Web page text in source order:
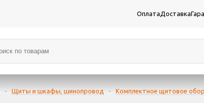
ОплатаДоставка
- Щиты и шкафы, шинопровод - Комплектное щитовое